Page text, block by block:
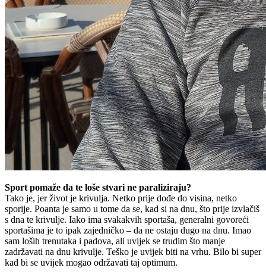
Sport pomaže da te loše stvari ne paraliziraju?
Tako je, jer život je krivulja. Netko prije dođe do visina, netko
sporije. Poanta je samo u tome da se, kad si na dnu, što prije izvlačiš
s dna te krivulje. Iako ima svakakvih sportaša, generalni govoreći
sportašima je to ipak zajedničko – da ne ostaju dugo na dnu. Imao
sam loših trenutaka i padova, ali uvijek se trudim što manje
zadržavati na dnu krivulje. Teško je uvijek biti na vrhu. Bilo bi super
kad bi se uvijek mogao održavati taj optimum.